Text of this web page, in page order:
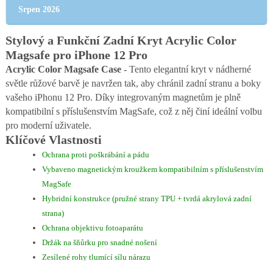
Srpen 2026
Stylový a Funkční Zadní Kryt Acrylic Color
Magsafe pro iPhone 12 Pro
Acrylic Color Magsafe Case- Tento elegantní kryt v nádherné
světle růžové barvě je navržen tak, aby chránil zadní stranu a boky
vašeho iPhonu 12 Pro. Díky integrovaným magnetům je plně
kompatibilní s příslušenstvím MagSafe, což z něj činí ideální volbu
pro moderní uživatele.
Klíčové Vlastnosti
Ochrana proti poškrábání a pádu
Vybaveno magnetickým kroužkem kompatibilním s příslušenstvím
MagSafe
Hybridní konstrukce (pružné strany TPU + tvrdá akrylová zadní
strana)
Ochrana objektivu fotoaparátu
Držák na šňůrku pro snadné nošení
Zesílené rohy tlumící sílu nárazu